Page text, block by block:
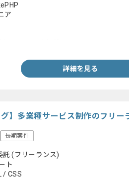
ア
詳細を見る
グ】多業種サービス制作のフリ
長期案件
託(フリーランス)
ト
/ CSS